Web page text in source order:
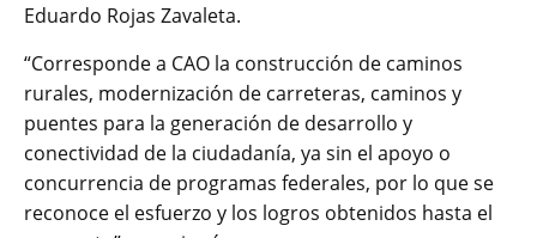
Eduardo Rojas Zavaleta.
“Corresponde a CAO la construcción de caminos
rurales, modernización de carreteras, caminos y
puentes para la generación de desarrollo y
conectividad de la ciudadanía, ya sin el apoyo o
concurrencia de programas federales, por lo que se
reconoce el esfuerzo y los logros obtenidos hasta el